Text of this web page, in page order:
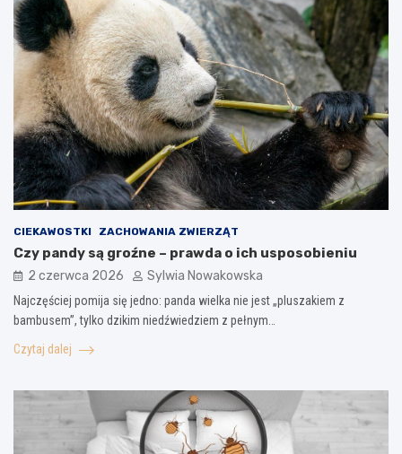
CIEKAWOSTKI ZACHOWANIA ZWIERZĄT
Czy pandy są groźne – prawda o ich usposobieniu
2 czerwca 2026 Sylwia Nowakowska
Najczęściej pomija się jedno: panda wielka nie jest „pluszakiem z
bambusem”, tylko dzikim niedźwiedziem z pełnym…
Czytaj dalej